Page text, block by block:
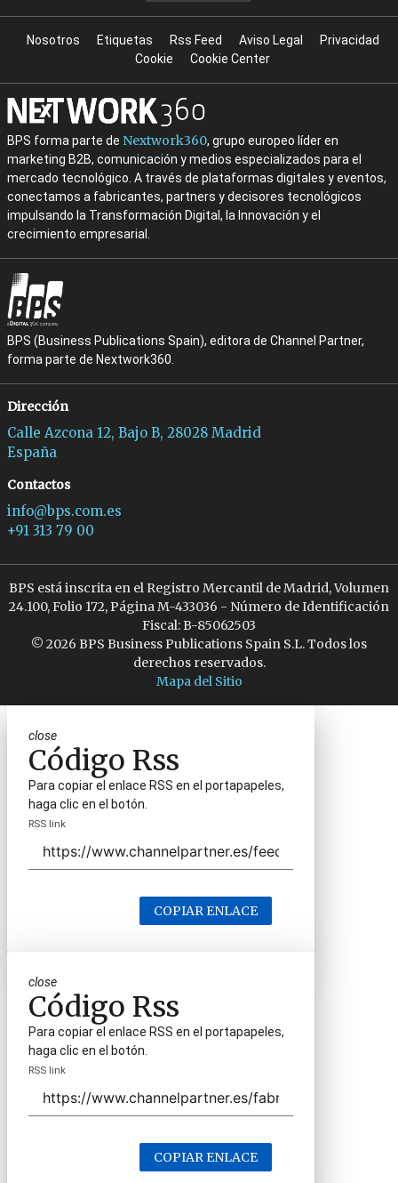
Nosotros Etiquetas Rss Feed Aviso Legal
Privacidad
Cookie
Cookie Center
BPS forma parte de Nextwork360, grupo europeo líder en
marketing B2B, comunicación y medios especializados para el
mercado tecnológico. A través de plataformas digitales y eventos,
conectamos a fabricantes, partners y decisores tecnológicos
impulsando la Transformación Digital, la Innovación y el
crecimiento empresarial.
BPS (Business Publications Spain), editora de Channel Partner,
forma parte de Nextwork360.
Dirección
Calle Azcona 12, Bajo B, 28028 Madrid
España
Contactos
info@bps.com.es
+91 313 79 00
BPS está inscrita en el Registro Mercantil de Madrid, Volumen
24.100, Folio 172, Página M-433036 - Número de Identificación
Fiscal: B-85062503
© 2026 BPS Business Publications Spain S.L. Todos los
derechos reservados.
Mapa del Sitio
close
Código Rss
Para copiar el enlace RSS en el portapapeles,
haga clic en el botón.
RSS link
COPIAR ENLACE
close
Código Rss
Para copiar el enlace RSS en el portapapeles,
haga clic en el botón.
RSS link
COPIAR ENLACE